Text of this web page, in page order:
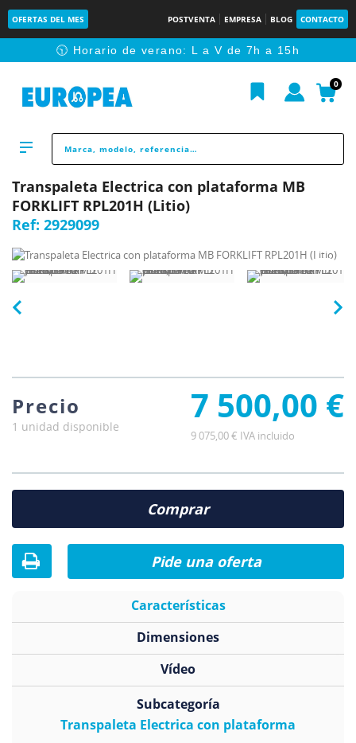
OFERTAS DEL MES POSTVENTA EMPRESA BLOG CONTACTO
🕥 Horario de verano: L a V de 7h a 15h
0
Transpaleta Electrica con plataforma MB
FORKLIFT RPL201H (Litio)
Ref: 2929099
Precio
1 unidad disponible 7 500,00 €
9 075,00 € IVA incluido
Comprar
Pide una oferta
Características
Subcategoría
Transpaleta Electrica con plataforma
Dimensiones
Vídeo